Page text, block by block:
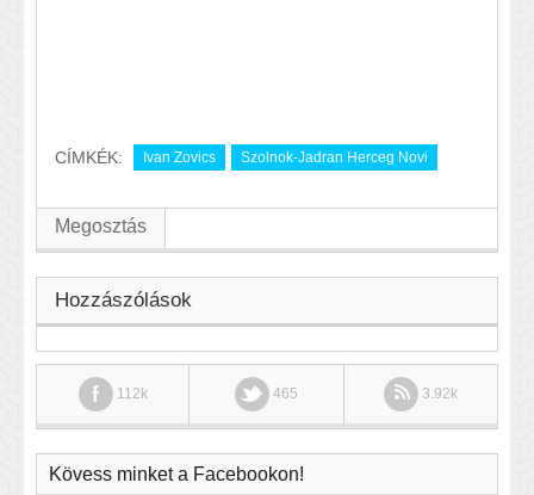
CÍMKÉK: Ivan Zovics Szolnok-Jadran Herceg Novi
Megosztás
Hozzászólások
112k 465 3.92k
Kövess minket a Facebookon!